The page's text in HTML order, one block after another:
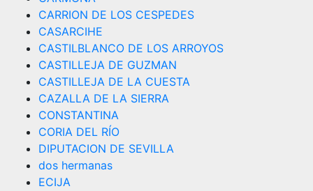
CARRION DE LOS CESPEDES
CASARCIHE
CASTILBLANCO DE LOS ARROYOS
CASTILLEJA DE GUZMAN
CASTILLEJA DE LA CUESTA
CAZALLA DE LA SIERRA
CONSTANTINA
CORIA DEL RÍO
DIPUTACION DE SEVILLA
dos hermanas
ECIJA